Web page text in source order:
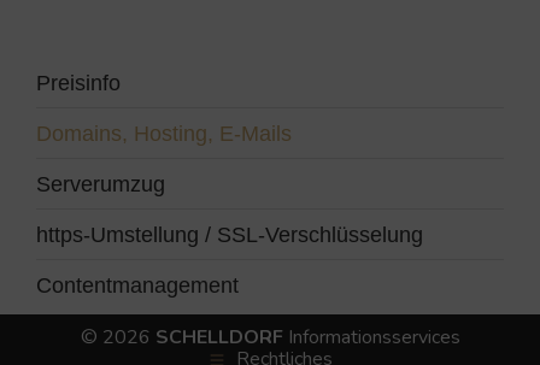
Preisinfo
Domains, Hosting, E-Mails
Serverumzug
https-Umstellung / SSL-Verschlüsselung
Contentmanagement
© 2026 SCHELLDORF Informationsservices
Rechtliches